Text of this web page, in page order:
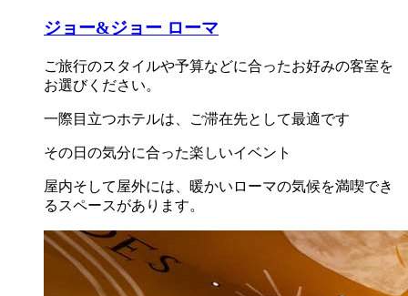
ジョー&ジョー ローマ
ご旅行のスタイルや予算などに合ったお好みの客室を
お選びください。
一際目立つホテルは、ご滞在先として最適です
その日の気分に合った楽しいイベント
屋内そして屋外には、暖かいローマの気候を満喫でき
るスペースがあります。